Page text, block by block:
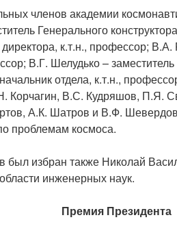
членов академии
Генерального
к.т.н., профессор;
В.Г. Шелудько –
отдела, к.т.н.,
Корчагин, В.С. Кудряшов, П.Я.
А.К. Шатров и В.Ф.
проблемам космоса.
был избран также Николай
инженерных наук.
Премия Президента